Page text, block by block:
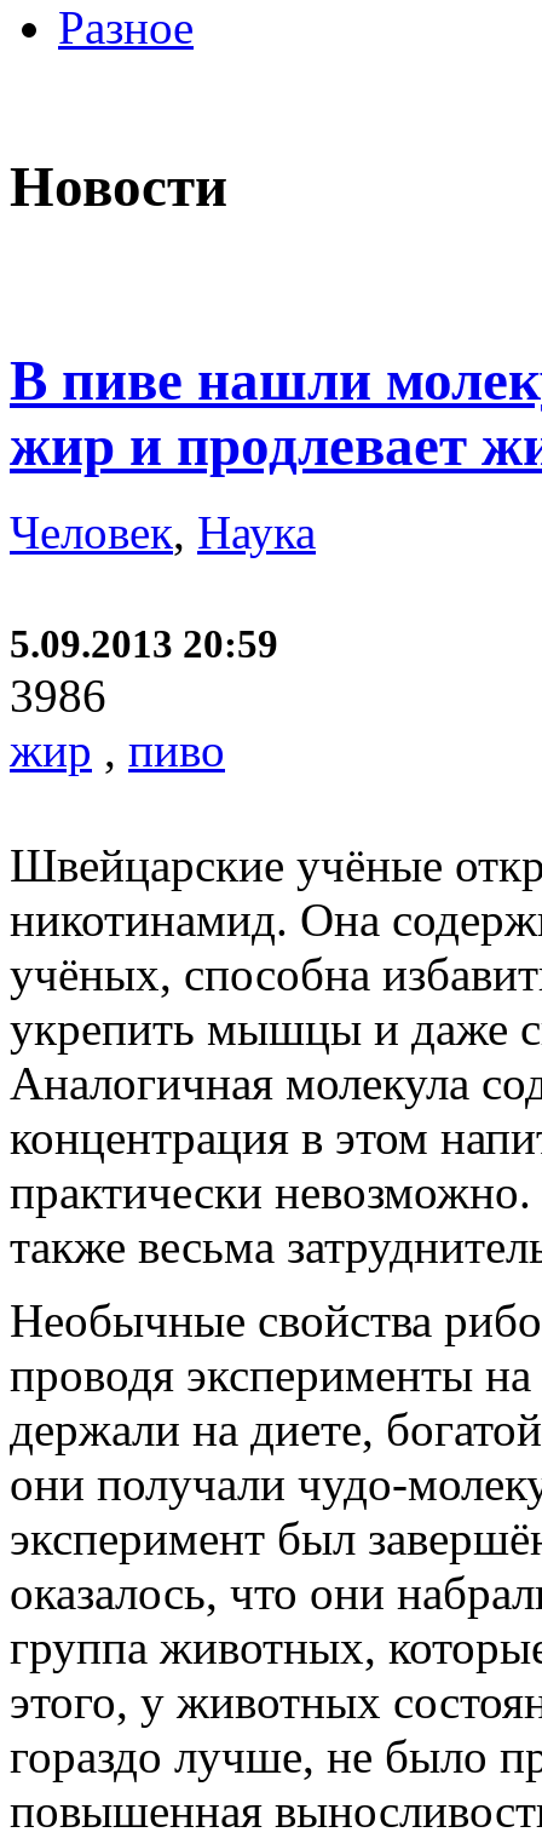
Разное
Новости
В пиве нашли
жир и продлевает
Человек, Наука
5.09.2013 20:59
3986
жир , пиво
Швейцарские учёные
никотинамид. Она
учёных, способна
укрепить мышцы и даже
Аналогичная молекула
концентрация в этом
практически
также весьма
Необычные свойства
проводя эксперименты
держали на диете,
они получали чудо-
эксперимент был
оказалось, что они
группа животных,
этого, у животных
гораздо лучше, не было
повышенная